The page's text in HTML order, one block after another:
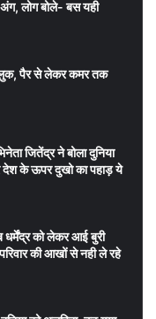
लोग बोले- बस यही
लुक, पैर से लेकर कमर तक
जितेंद्र ने बोला दुनिया
देश के ऊपर दुखो का पहाड़ ये
को लेकर आई बुरी
की आखों से नही ले रहे